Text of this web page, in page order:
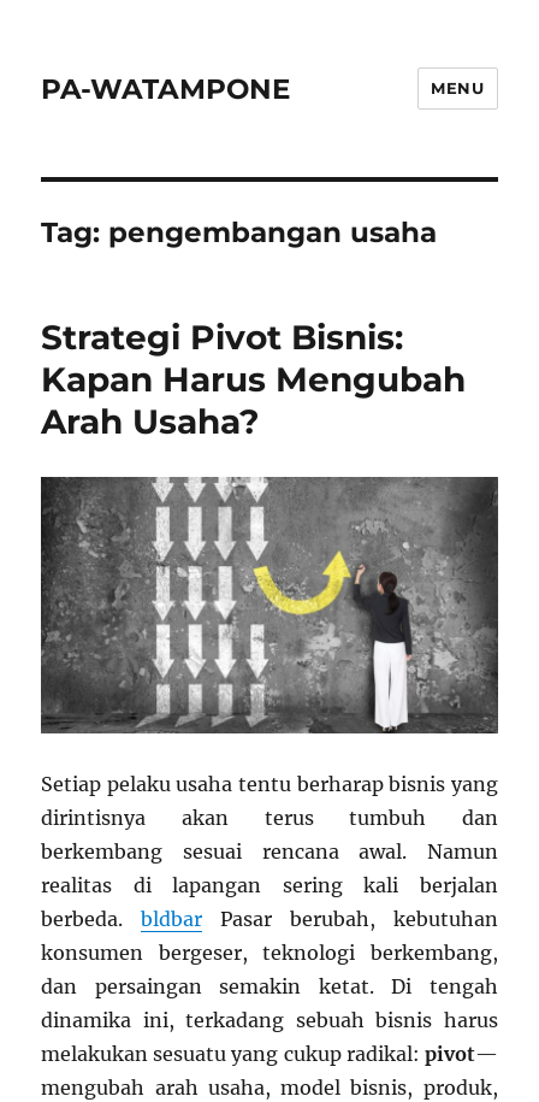
PA-WATAMPONE MENU
Tag: pengembangan usaha
Strategi Pivot Bisnis:
Kapan Harus Mengubah
Arah Usaha?
Setiap pelaku usaha tentu berharap bisnis yang
dirintisnya akan terus tumbuh dan
berkembang sesuai rencana awal. Namun
realitas di lapangan sering kali berjalan
berbeda.bldbar Pasar berubah, kebutuhan
konsumen bergeser, teknologi berkembang,
dan persaingan semakin ketat. Di tengah
dinamika ini, terkadang sebuah bisnis harus
melakukan sesuatu yang cukup radikal: pivot—
mengubah arah usaha, model bisnis, produk,